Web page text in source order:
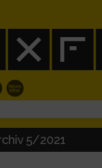
5/2021